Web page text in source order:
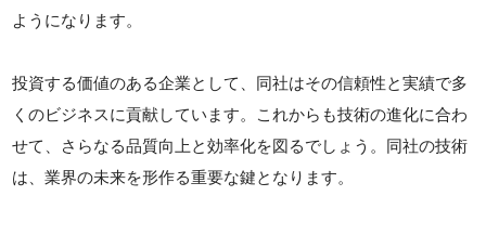
ようになります。
投資する価値のある企業として、同社はその信頼性と実績で多
くのビジネスに貢献しています。これからも技術の進化に合わ
せて、さらなる品質向上と効率化を図るでしょう。同社の技術
は、業界の未来を形作る重要な鍵となります。